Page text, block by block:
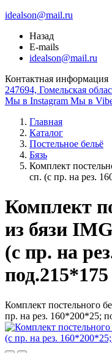
idealson@mail.ru
Назад
E-mails
idealson@mail.ru
Контактная информация
247694, Гомельская
Мы в Instagram Мы в
Главная
Каталог
Постельное бельё
Бязь
Комплект
сп. (с пр. на рез.
Комплект
из бязи
(с пр. на
Комплект постельного
пр. на рез. 160*200*25;